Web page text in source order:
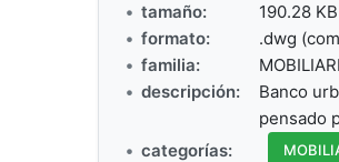
tamaño:
190.28 KB
formato:
.dwg
familia:
descripción:
Banco
pensado
categorías: